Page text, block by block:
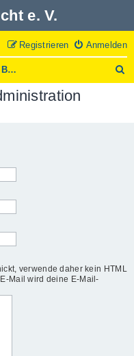
e. V.
Anmelden
Registrieren
Kontakt mit der Board-Administration aufnehmen
u
verwende daher kein HTML
Mail wird deine E-Mail-